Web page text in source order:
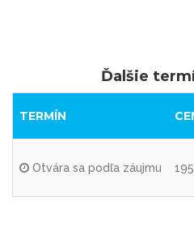
Ďalšie
TERMÍN
Otvára sa podľa záujmu